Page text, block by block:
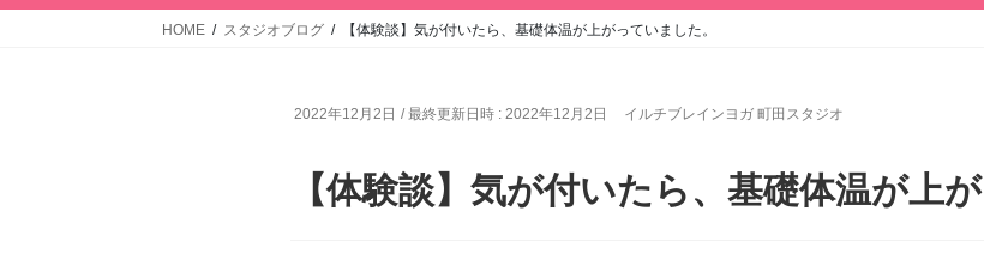
HOME スタジオブログ 【体験談】気が付いたら、基礎体温が上がっていました。
2022年12月2日 / 最終更新日時 : 2022年12月2日 イルチブレインヨガ 町田スタジオ
【体験談】気が付いたら、基礎体温が上